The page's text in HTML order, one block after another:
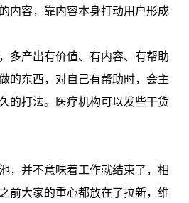
内容，靠内容本身打动用户形成
多产出有价值、有内容、有帮助
的东西，对自己有帮助时，会主
的打法。医疗机构可以发些干货
，并不意味着工作就结束了，相
前大家的重心都放在了拉新，维